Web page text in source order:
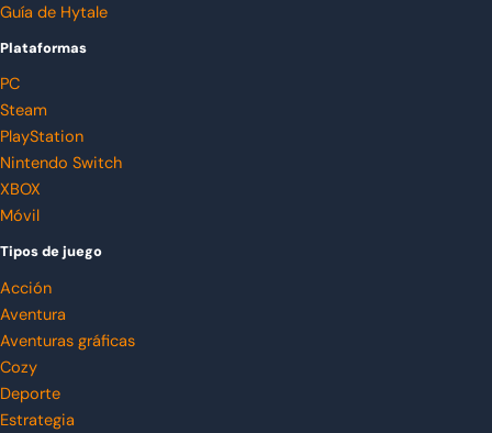
Guía de Hytale
Plataformas
PC
Steam
PlayStation
Nintendo Switch
XBOX
Móvil
Tipos de juego
Acción
Aventura
Aventuras gráficas
Cozy
Deporte
Estrategia